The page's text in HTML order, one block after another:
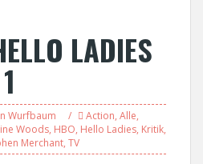
LADIES
Wurfbaum Action, Alle,
Woods, HBO, Hello Ladies, Kritik,
Merchant, TV